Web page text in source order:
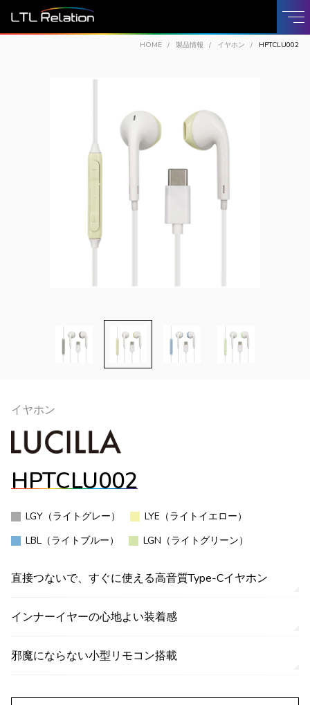
HOME 製品情報 イヤホン HPTCLU002
イヤホン
HPTCLU002
LGY（ライトグレー）
LYE（ライトイエロー）
LBL（ライトブルー）
LGN（ライトグリーン）
直接つないで、すぐに使える高音質Type-Cイヤホン
インナーイヤーの心地よい装着感
邪魔にならない小型リモコン搭載